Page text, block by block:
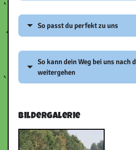
So passt du perfekt zu uns
landwirtschaftliche
So kann dein Weg bei uns nach
weitergehen
Technikerausbildung bzw.
Straßenbauermeisterausbildung,
Straßenmeister.
Bildergalerie